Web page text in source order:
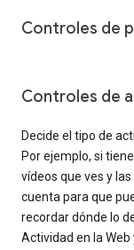
Controles de
Controles de
Decide el tipo de
Por ejemplo, si
vídeos que ves y
cuenta para que
recordar dónde lo
Actividad en la